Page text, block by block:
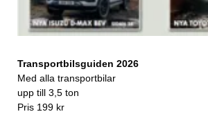
Transportbilsguiden 2026
Med alla transportbilar
upp till 3,5 ton
Pris 199 kr